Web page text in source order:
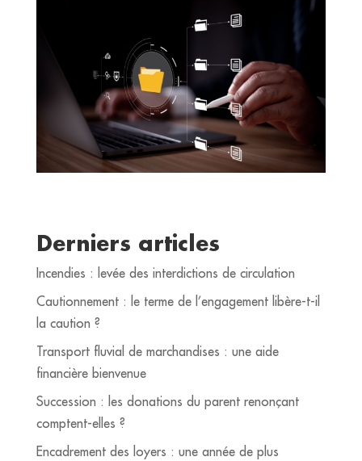
Derniers articles
Incendies : levée des interdictions de circulation
Cautionnement : le terme de l’engagement libère-t-il
la caution ?
Transport fluvial de marchandises : une aide
financière bienvenue
Succession : les donations du parent renonçant
comptent-elles ?
Encadrement des loyers : une année de plus